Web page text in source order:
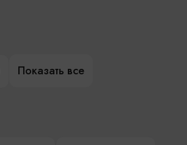
Показать все